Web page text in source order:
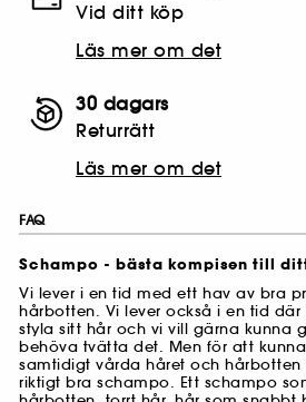
Vid ditt köp
Läs mer om det
30 dagars
Returrätt
Läs mer om det
FAQ
Schampo - bästa kompisen till
Vi lever i en tid med ett hav av bra
hårbotten. Vi lever också i en tid
styla sitt hår och vi vill gärna kunna
behöva tvätta det. Men för att
samtidigt vårda håret och
riktigt bra schampo. Ett schampo